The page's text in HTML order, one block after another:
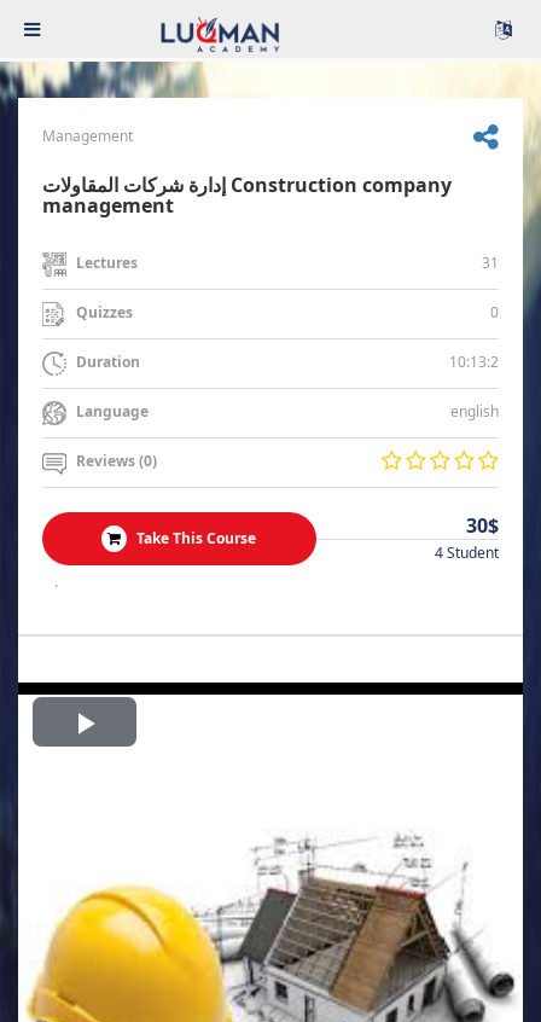
Management
إدارة شركات المقاولات Construction company
management
Lectures 31
Quizzes 0
Duration 10:13:2
Language english
Reviews (0)
Take This Course 30$
4 Student
.
Play